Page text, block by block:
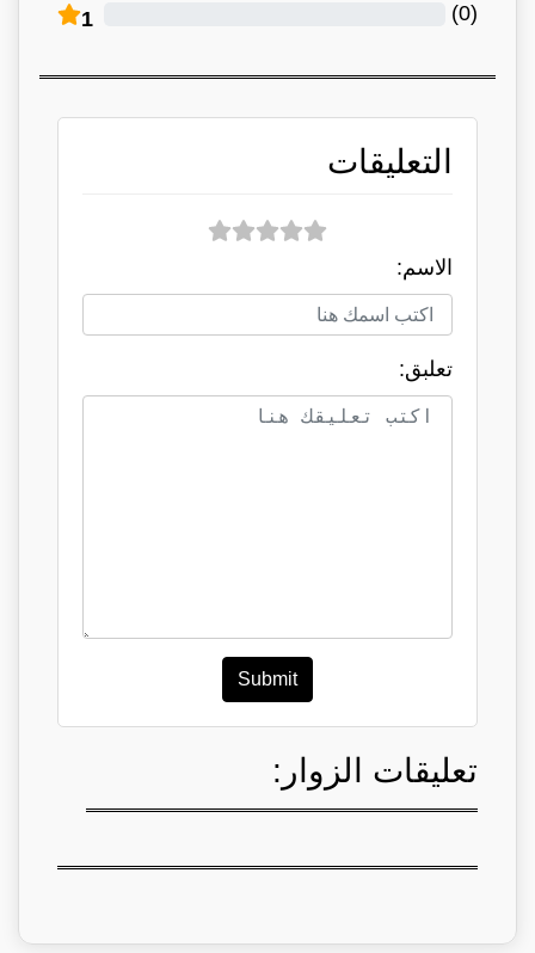
1 (
0
)
التعليقات
الاسم:
تعلبق:
Submit
تعليقات الزوار: